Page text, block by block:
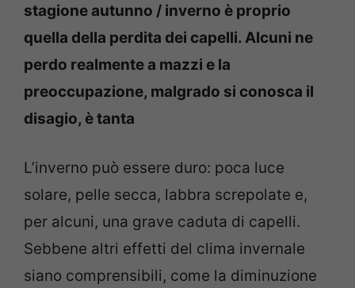
stagione autunno / inverno è proprio
quella della perdita dei capelli. Alcuni ne
perdo realmente a mazzi e la
preoccupazione, malgrado si conosca il
disagio, è tanta
L’inverno può essere duro: poca luce
solare, pelle secca, labbra screpolate e,
per alcuni, una grave caduta di capelli.
Sebbene altri effetti del clima invernale
siano comprensibili, come la diminuzione